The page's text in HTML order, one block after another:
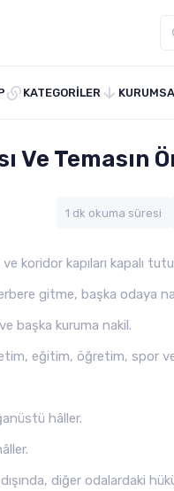
KATEGORILER
Ve Temasın
1 dk okuma süresi
koridor kapıları kapalı
gitme, başka odaya
başka kuruma nakil.
eğitim, öğretim, spor ve
hâller.
diğer odalardaki